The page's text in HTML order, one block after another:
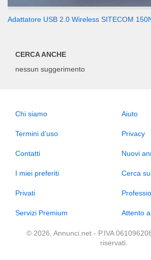
Adattatore USB 2.0 Wireless SITECOM
CERCA ANCHE
nessun suggerimento
Chi siamo Aiuto
Termini d’uso Privacy
Contatti Nuovi
I miei preferiti Cerca
Privati
Servizi Premium Attento
© 2026, Annunci.net - P.IVA
riservati.